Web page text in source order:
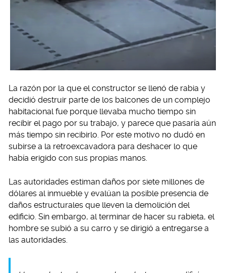
La razón por la que el constructor se llenó de rabia y
decidió destruir parte de los balcones de un complejo
habitacional fue porque llevaba mucho tiempo sin
recibir el pago por su trabajo, y parece que pasaría aún
más tiempo sin recibirlo. Por este motivo no dudó en
subirse a la retroexcavadora para deshacer lo que
había erigido con sus propias manos.
Las autoridades estiman daños por siete millones de
dólares al inmueble y evalúan la posible presencia de
daños estructurales que lleven la demolición del
edificio. Sin embargo, al terminar de hacer su rabieta, el
hombre se subió a su carro y se dirigió a entregarse a
las autoridades.